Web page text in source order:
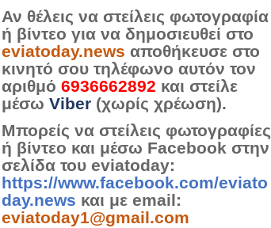
Αν θέλεις να στείλεις φωτογραφία
ή βίντεο για να δημοσιευθεί στο
eviatoday.news αποθήκευσε στο
κινητό σου τηλέφωνο αυτόν τον
αριθμό 6936662892 και στείλε
μέσω Viber (χωρίς χρέωση).
Μπορείς να στείλεις φωτογραφίες
ή βίντεο και μέσω Facebook στην
σελίδα του eviatoday:
https://www.facebook.com/eviato
day.news και με email:
eviatoday1@gmail.com